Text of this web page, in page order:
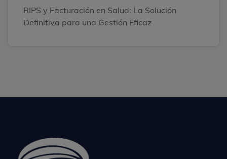
RIPS y Facturación en Salud: La Solución
Definitiva para una Gestión Eficaz